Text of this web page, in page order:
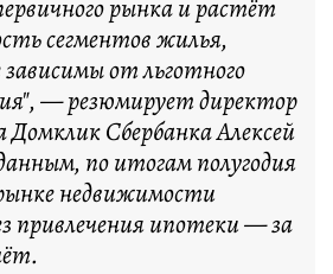
рынка и растёт
сегментов жилья,
от льготного
— резюмирует директор
Сбербанка Алексей
по итогам полугодия
недвижимости
привлечения ипотеки — за